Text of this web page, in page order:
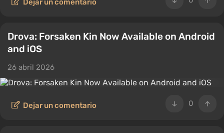
Dejar un comentario
Drova: Forsaken Kin Now Available on Android
and iOS
26 abril 2026
0
Dejar un comentario